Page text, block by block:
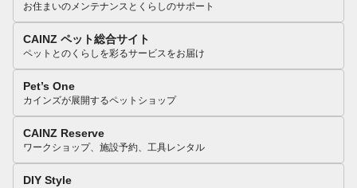
お住まいのメンテナンスとくらしのサポート
CAINZ ペット総合サイト
ペットとのくらしを彩るサービスをお届け
Pet’s One
カインズが展開するペットショップ
CAINZ Reserve
ワークショップ、施設予約、工具レンタル
DIY Style